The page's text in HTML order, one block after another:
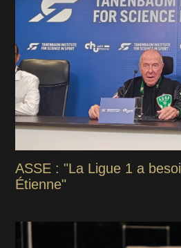
ASSE : "La Ligue 1 a
Étienne"